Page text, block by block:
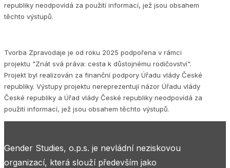
republiky neodpovídá za použití informací, jež jsou obsahem
těchto výstupů.
Tvorba Zpravodaje je od roku 2025 podpořena v rámci
projektu "Znát svá práva: cesta k důstojnému rodičovství".
Projekt byl realizován za finanční podpory Úřadu vlády České
republiky. Výstupy projektu nereprezentují názor Úřadu vlády
České republiky a Úřad vlády České republiky neodpovídá za
použití informací, jež jsou obsahem těchto výstupů.
Gender Studies, o.p.s. je nevládní neziskovou
organizací, která slouží především jako